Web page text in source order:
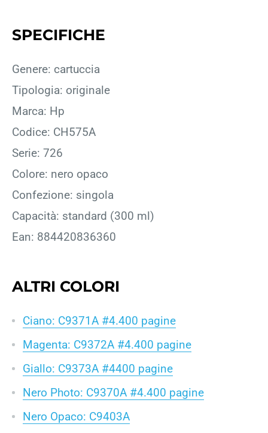
SPECIFICHE
Genere: cartuccia
Tipologia: originale
Marca: Hp
Codice: CH575A
Serie: 726
Colore: nero opaco
Confezione: singola
Capacità: standard (300 ml)
Ean: 884420836360
ALTRI COLORI
Ciano: C9371A #4.400 pagine
Magenta: C9372A #4.400 pagine
Giallo: C9373A #4400 pagine
Nero Photo: C9370A #4.400 pagine
Nero Opaco: C9403A